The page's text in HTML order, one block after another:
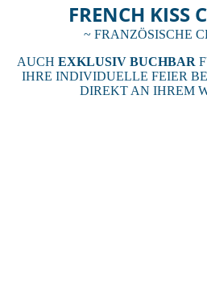
FRENCH KISS
~ FRANZÖSISCHE
AUCH EXKLUSIV BUCHBAR
IHRE INDIVIDUELLE FEIER
DIREKT AN IHREM